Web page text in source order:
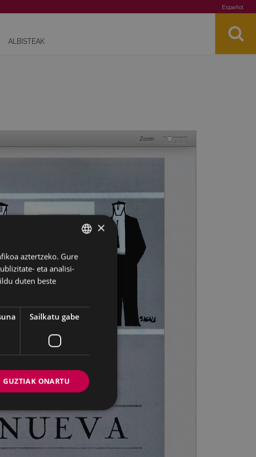
Español
ALBISTEAK
Zoom
BASQUE
SPANISH
×
aztertzeko. Gure
eta analisi-
duten beste
Sailkatu gabe
GUZTIAK ONARTU